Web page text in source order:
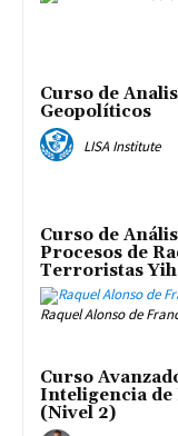
Curso de
Geopolíticos
LISA Institute
Curso de
Procesos de
Terroristas
Raquel Alonso de
Curso
Inteligencia de
(Nivel 2)